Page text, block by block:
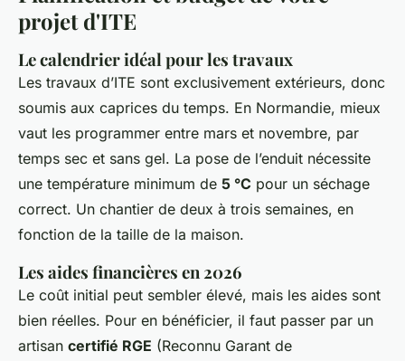
projet d'ITE
Le calendrier idéal pour les travaux
Les travaux d’ITE sont exclusivement extérieurs, donc
soumis aux caprices du temps. En Normandie, mieux
vaut les programmer entre mars et novembre, par
temps sec et sans gel. La pose de l’enduit nécessite
une température minimum de 5 °C pour un séchage
correct. Un chantier de deux à trois semaines, en
fonction de la taille de la maison.
Les aides financières en 2026
Le coût initial peut sembler élevé, mais les aides sont
bien réelles. Pour en bénéficier, il faut passer par un
artisan certifié RGE (Reconnu Garant de